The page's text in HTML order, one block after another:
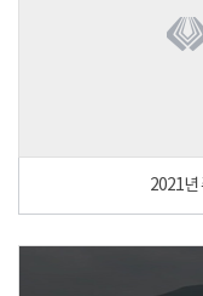
2021년